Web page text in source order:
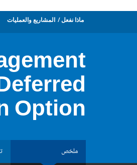
ماذا نفعل المشاريع والعمليات
Option
ملخص